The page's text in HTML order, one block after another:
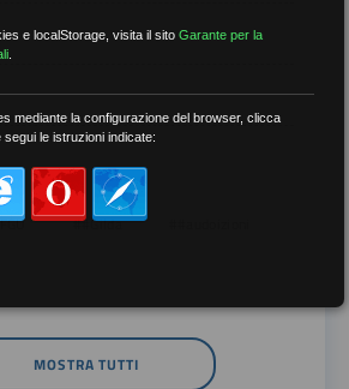
##Gilda
MOSTRA TUTTI
e localStorage, visita il sitoGarante per la
mediante la configurazione del browser, clicca
le istruzioni indicate: